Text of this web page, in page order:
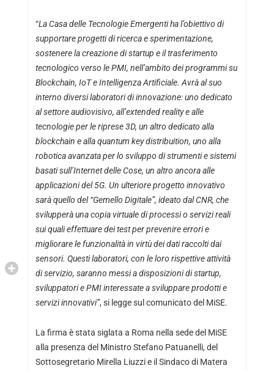
“La Casa delle Tecnologie Emergenti ha l’obiettivo di
supportare progetti di ricerca e sperimentazione,
sostenere la creazione di startup e il trasferimento
tecnologico verso le PMI, nell’ambito dei programmi su
Blockchain, IoT e Intelligenza Artificiale. Avrà al suo
interno diversi laboratori di innovazione: uno dedicato
al settore audiovisivo, all’extended reality e alle
tecnologie per le riprese 3D, un altro dedicato alla
blockchain e alla quantum key distribuition, uno alla
robotica avanzata per lo sviluppo di strumenti e sistemi
basati sull’Internet delle Cose, un altro ancora alle
applicazioni del 5G. Un ulteriore progetto innovativo
sarà quello del “Gemello Digitale”, ideato dal CNR, che
svilupperà una copia virtuale di processi o servizi reali
sui quali effettuare dei test per prevenire errori e
migliorare le funzionalità in virtù dei dati raccolti dai
sensori. Questi laboratori, con le loro rispettive attività
di servizio, saranno messi a disposizioni di startup,
sviluppatori e PMI interessate a sviluppare prodotti e
servizi innovativi”, si legge sul comunicato del MiSE.
La firma è stata siglata a Roma nella sede del MiSE
alla presenza del Ministro Stefano Patuanelli, del
Sottosegretario Mirella Liuzzi e il Sindaco di Matera